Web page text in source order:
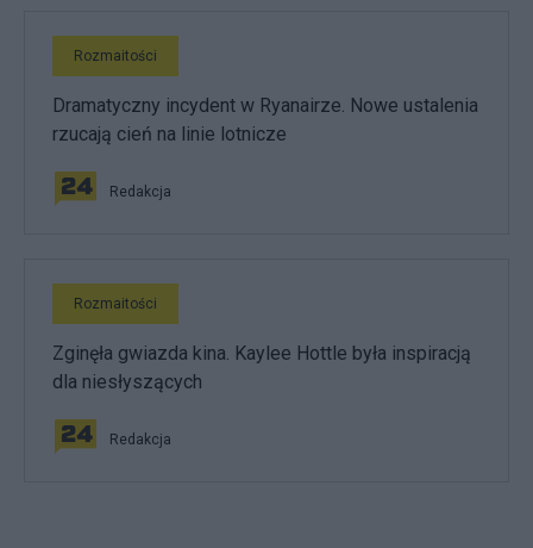
Rozmaitości
Dramatyczny incydent w Ryanairze. Nowe ustalenia
rzucają cień na linie lotnicze
Redakcja
Rozmaitości
Zginęła gwiazda kina. Kaylee Hottle była inspiracją
dla niesłyszących
Redakcja